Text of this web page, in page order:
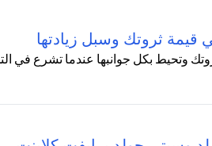
قيمة ثروتك وسبل زيادتها
وتحيط بكل جوانبها عندما تشرع في